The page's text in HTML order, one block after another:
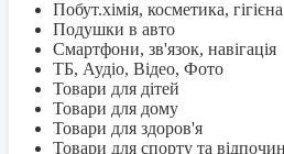
Побут.хімія, косметика, гігієна
Подушки в авто
Смартфони, зв'язок, навігація
ТБ, Аудіо, Відео, Фото
Товари для дітей
Товари для дому
Товари для здоров'я
Товари для спорту та